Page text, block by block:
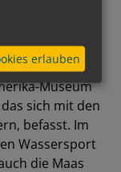
in
Museum
Museum
sich mit den
befasst. Im
Wassersport
die Maas
erlauben